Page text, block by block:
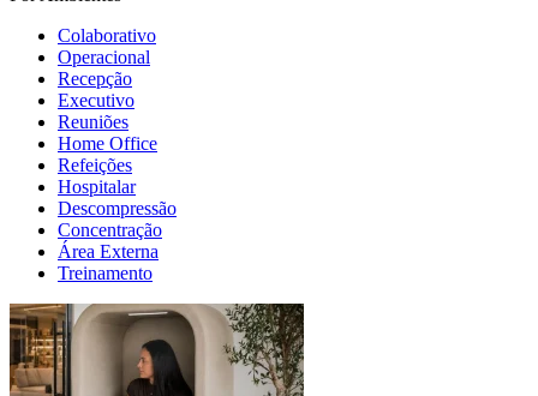
Colaborativo
Operacional
Recepção
Executivo
Reuniões
Home Office
Refeições
Hospitalar
Descompressão
Concentração
Área Externa
Treinamento